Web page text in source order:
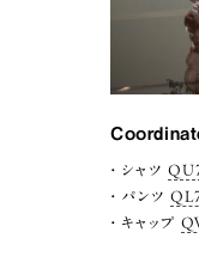
シャツ
パンツ
キャップ